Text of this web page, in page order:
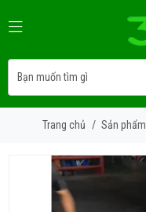
Trang chủ / Sản phẩm